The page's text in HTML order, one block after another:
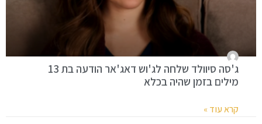
ג'סה סיוולד שלחה לג'וש דאג'אר הודעה בת 13
מילים בזמן שהיה בכלא
קרא עוד »